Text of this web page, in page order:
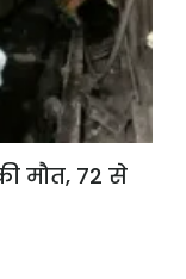
मौत, 72 से